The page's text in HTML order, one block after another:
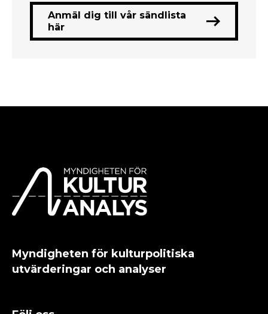
Anmäl dig till vår sändlista
här
Myndigheten för kulturpolitiska
utvärderingar och analyser